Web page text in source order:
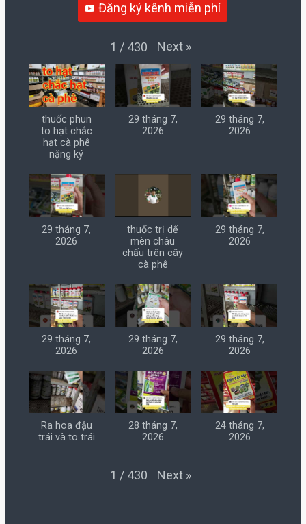
Đăng ký kênh miễn phí
1 / 430 Next »
thuốc phun
to hạt chắc
hạt cà phê
nặng ký
29 tháng 7,
2026
29 tháng 7,
2026
29 tháng 7,
2026
thuốc trị dế
mèn châu
chấu trên cây
cà phê
29 tháng 7,
2026
29 tháng 7,
2026
29 tháng 7,
2026
29 tháng 7,
2026
Ra hoa đậu
trái và to trái
28 tháng 7,
2026
24 tháng 7,
2026
1 / 430 Next »